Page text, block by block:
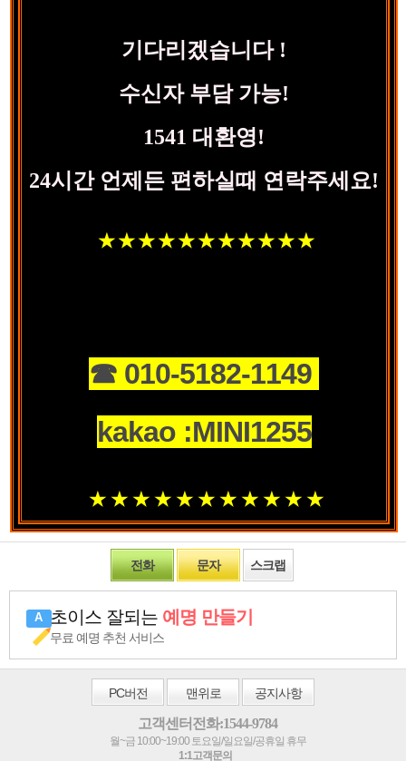
기다리겠습니다 !
수신자 부담 가능!
1541 대환영!
24시간 언제든 편하실때 연락주세요!
★ ★★ ★ ★★ ★ ★★ ★ ★
☎ 010-5182-1149
kakao :MINI1255
★ ★ ★ ★ ★ ★ ★ ★ ★ ★ ★
전화 문자 스크랩
초이스 잘되는 예명 만들기
무료 예명 추천 서비스
PC버전 맨위로 공지사항
고객센터전화:1544-9784
월~금 10:00~19:00 토요일/일요일/공휴일 휴무
1:1고객문의